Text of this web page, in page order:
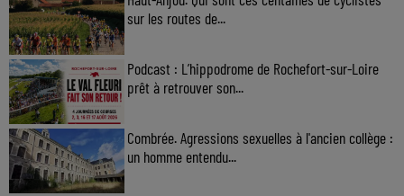
sur les routes de...
Podcast : L’hippodrome de Rochefort-sur-Loire
prêt à retrouver son...
Combrée. Agressions sexuelles à l'ancien collège :
un homme entendu...